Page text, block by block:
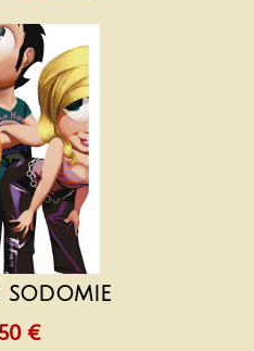
sodomie
€